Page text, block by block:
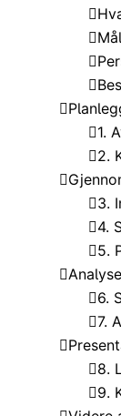
1.
2.
3.
4.
5.
6.
7.
8.
9.